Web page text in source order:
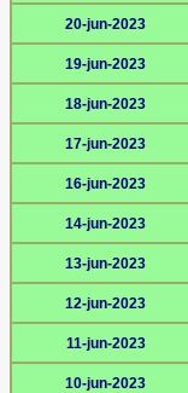
20-jun-2023
19-jun-2023
18-jun-2023
17-jun-2023
16-jun-2023
14-jun-2023
13-jun-2023
12-jun-2023
11-jun-2023
10-jun-2023